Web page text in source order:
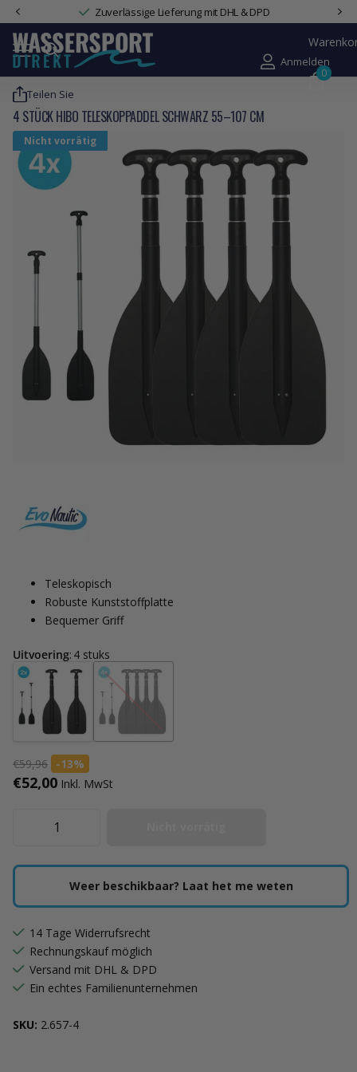
Zuverlässige Lieferung mit DHL & DPD
Anmelden
0
Teilen Sie
4 STÜCK HIBO TELESKOPPADDEL SCHWARZ 55–107 CM
Nicht vorrätig
Teleskopisch
Robuste Kunststoffplatte
Bequemer Griff
Uitvoering: 4 stuks
€59,96 -13%
€52,00 Inkl. MwSt
Weer beschikbaar? Laat het me weten
14 Tage Widerrufsrecht
Rechnungskauf möglich
Versand mit DHL & DPD
Ein echtes Familienunternehmen
SKU: 2.657-4